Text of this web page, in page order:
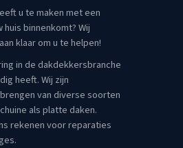
u te maken met een
binnenkomt? Wij
klaar om u te helpen!
in de dakdekkersbranche
heeft. Wij zijn
van diverse soorten
als platte daken.
rekenen voor reparaties